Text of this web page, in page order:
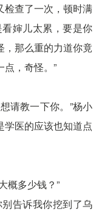
检查了一次，顿时满
婶儿太累，要是你
，那么重的力道你竟
，奇怪。”
请教一下你。”杨小
学医的应该也知道点
概多少钱？”
告诉我你挖到了乌